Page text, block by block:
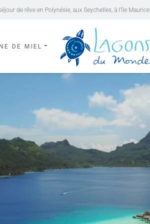
de rêve en Polynésie, aux Seychelles, à l’île Maurice
DE MIEL
Resorts